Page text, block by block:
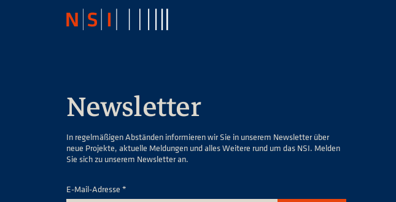
Newsletter
In regelmäßigen Abständen informieren wir Sie in unserem Newsletter über
neue Projekte, aktuelle Meldungen und alles Weitere rund um das NSI. Melden
Sie sich zu unserem Newsletter an.
E-Mail-Adresse *